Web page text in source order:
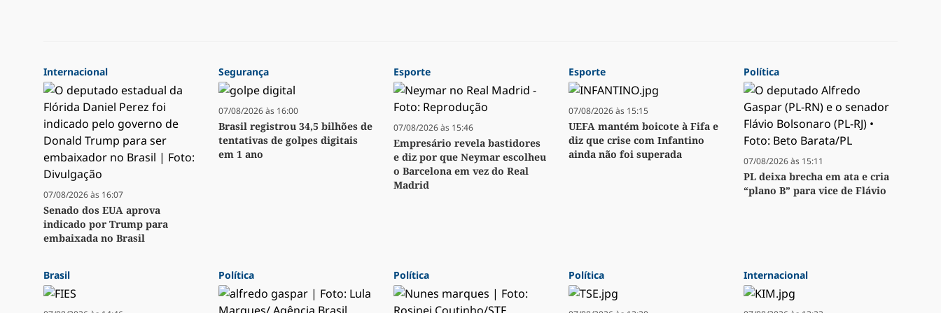
Internacional
07/08/2026 às 16:07
Senado dos EUA aprova
indicado por Trump para
embaixada no Brasil
Segurança
07/08/2026 às 16:00
Brasil registrou 34,5 bilhões de
tentativas de golpes digitais
em 1 ano
Esporte
07/08/2026 às 15:46
Empresário revela bastidores
e diz por que Neymar escolheu
o Barcelona em vez do Real
Madrid
Esporte
07/08/2026 às 15:15
UEFA mantém boicote à Fifa e
diz que crise com Infantino
ainda não foi superada
Política
07/08/2026 às 15:11
PL deixa brecha em ata e cria
“plano B” para vice de Flávio
Brasil Política Política Política Internacional